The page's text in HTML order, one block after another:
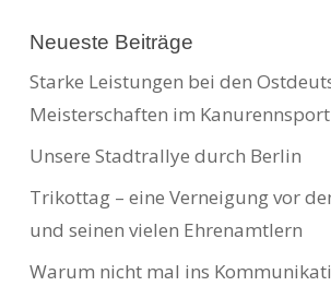
Neueste Beiträge
Starke Leistungen bei den
Meisterschaften im
Unsere Stadtrallye durch Berlin
Trikottag – eine Verneigung vor
und seinen vielen Ehrenamtlern
Warum nicht mal ins